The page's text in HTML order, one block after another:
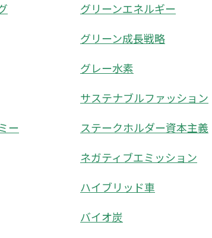
グリーンエネルギー
グリーン成長戦略
グレー水素
サステナブルファッション
ー
ステークホルダー資本主義
ネガティブエミッション
ハイブリッド車
バイオ炭